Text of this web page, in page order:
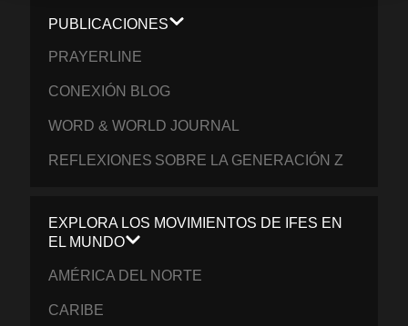
PUBLICACIONES
PRAYERLINE
CONEXIÓN BLOG
WORD & WORLD JOURNAL
REFLEXIONES SOBRE LA GENERACIÓN Z
EXPLORA LOS MOVIMIENTOS DE IFES EN
EL MUNDO
AMÉRICA DEL NORTE
CARIBE